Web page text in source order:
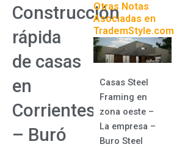
Construcción
rápida
de casas
en
Corrientes
– Buró
Otras Notas
Asociadas en
TrademStyle.com
Casas Steel
Framing en
zona oeste –
La empresa –
Buro Steel